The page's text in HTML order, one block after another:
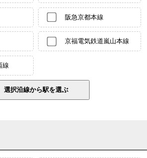
阪急京都本線
京福電気鉄道嵐山本線
線